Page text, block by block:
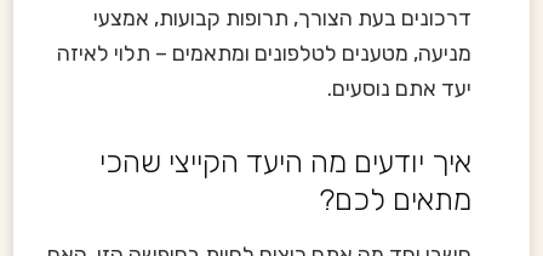
דרכונים בעת הצורך, תרופות קבועות, אמצעי
מניעה, מטענים לטלפונים ומתאמים – תלוי לאיזה
יעד אתם נוסעים.
איך יודעים מה היעד הקייצי שהכי
מתאים לכם?